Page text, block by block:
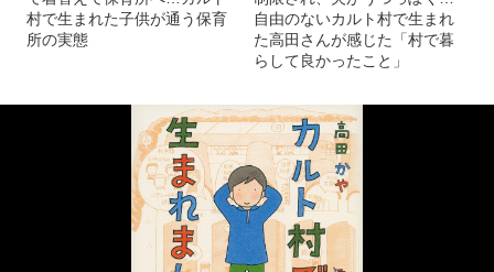
村で生まれた子供が通う保育
所の実態
自由のないカルト村で生まれ
た高田さんが感じた「村で暮
らして良かったこと」